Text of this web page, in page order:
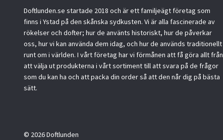
Doftlunden.se startade 2018 och är ett familjeägt företag som
finns i Ystad på den skånska sydkusten. Vi är alla fascinerade av
rökelser och dofter; hur de använts historiskt, hur de påverkar
oss, hur vi kan använda dem idag, och hur de används traditionellt
runt om i världen. I vårt företag har vi förmånen att få göra allt från
att välja ut produkterna i vårt sortiment till att svara på de frågor
som du kan ha och att packa din order så att den når dig på bästa
sätt.
© 2026 Doftlunden